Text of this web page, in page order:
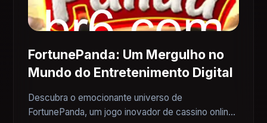
FortunePanda: Um Mergulho no
Mundo do Entretenimento Digital
Descubra o emocionante universo de
FortunePanda, um jogo inovador de cassino online,